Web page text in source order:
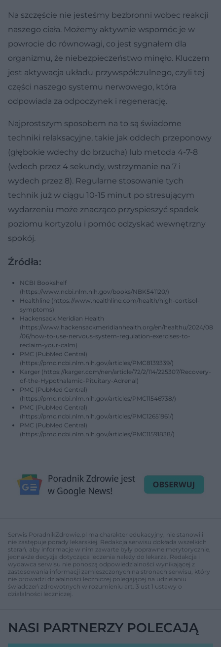
Na szczęście nie jesteśmy bezbronni wobec reakcji
naszego ciała. Możemy aktywnie wspomóc je w
powrocie do równowagi, co jest sygnałem dla
organizmu, że niebezpieczeństwo minęło. Kluczem
jest aktywacja układu przywspółczulnego, czyli tej
części naszego systemu nerwowego, która
odpowiada za odpoczynek i regenerację.
Najprostszym sposobem na to są świadome
techniki relaksacyjne, takie jak oddech przeponowy
(głębokie wdechy do brzucha) lub metoda 4-7-8
(wdech przez 4 sekundy, wstrzymanie na 7 i
wydech przez 8). Regularne stosowanie tych
technik już w ciągu 10-15 minut po stresującym
wydarzeniu może znacząco przyspieszyć spadek
poziomu kortyzolu i pomóc odzyskać wewnętrzny
spokój.
Źródła:
NCBI Bookshelf
(https://www.ncbi.nlm.nih.gov/books/NBK541120/)
Healthline (https://www.healthline.com/health/high-cortisol-
symptoms)
Hackensack Meridian Health
(https://www.hackensackmeridianhealth.org/en/healthu/2024/08
/06/how-to-use-nervous-system-regulation-exercises-to-
reclaim-your-calm)
PMC (PubMed Central)
(https://pmc.ncbi.nlm.nih.gov/articles/PMC8139339/)
Karger (https://karger.com/nen/article/72/2/114/225307/Recovery-
of-the-Hypothalamic-Pituitary-Adrenal)
PMC (PubMed Central)
(https://pmc.ncbi.nlm.nih.gov/articles/PMC11546738/)
PMC (PubMed Central)
(https://pmc.ncbi.nlm.nih.gov/articles/PMC12651961/)
PMC (PubMed Central)
(https://pmc.ncbi.nlm.nih.gov/articles/PMC11591838/)
Serwis PoradnikZdrowie.pl ma charakter edukacyjny, nie stanowi i
nie zastępuje porady lekarskiej. Redakcja serwisu dokłada wszelkich
starań, aby informacje w nim zawarte były poprawne merytorycznie,
jednakże decyzja dotycząca leczenia należy do lekarza. Redakcja i
wydawca serwisu nie ponoszą odpowiedzialności wynikającej z
zastosowania informacji zamieszczonych na stronach serwisu, który
nie prowadzi działalności leczniczej polegającej na udzielaniu
świadczeń zdrowotnych w rozumieniu art. 3 ust 1 ustawy o
działalności leczniczej.
NASI PARTNERZY POLECAJĄ